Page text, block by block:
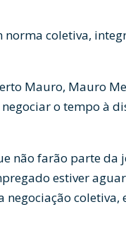
norma coletiva,
Mauro, Mauro
o tempo à
não farão parte da
estiver
coletiva,